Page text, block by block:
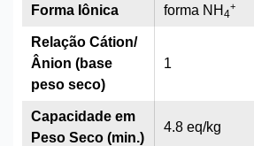
forma NH 4
+
1
4.8 eq/kg
Forma Iônica
Relação Cátion/
Ânion (base
peso seco)
Capacidade em
Peso Seco (min.)